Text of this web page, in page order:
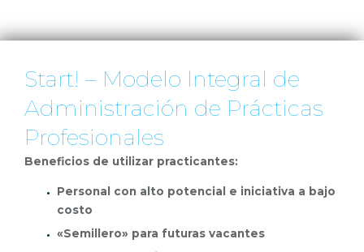
Start! – Modelo Integral de
Administración de Prácticas
Profesionales
Beneficios de utilizar practicantes:
Personal con alto potencial e iniciativa a bajo
costo
«Semillero» para futuras vacantes